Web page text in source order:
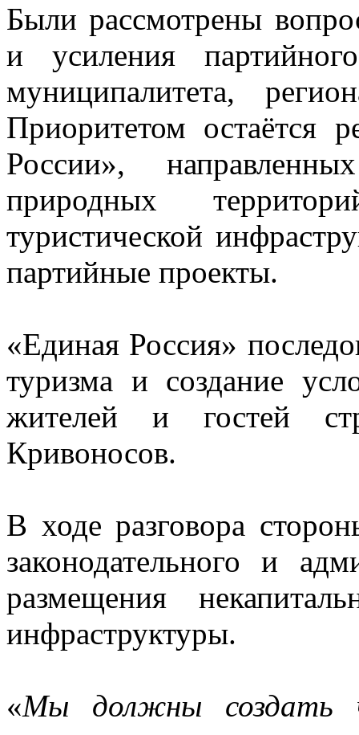
Были рассмотрены
и усиления
муниципалитета,
Приоритетом остаётся
России»,
природных
туристической
партийные проекты.
«Единая Россия»
туризма и создание
жителей и гостей
Кривоносов.
В ходе разговора
законодательного и
размещения
инфраструктуры.
«Мы должны создать